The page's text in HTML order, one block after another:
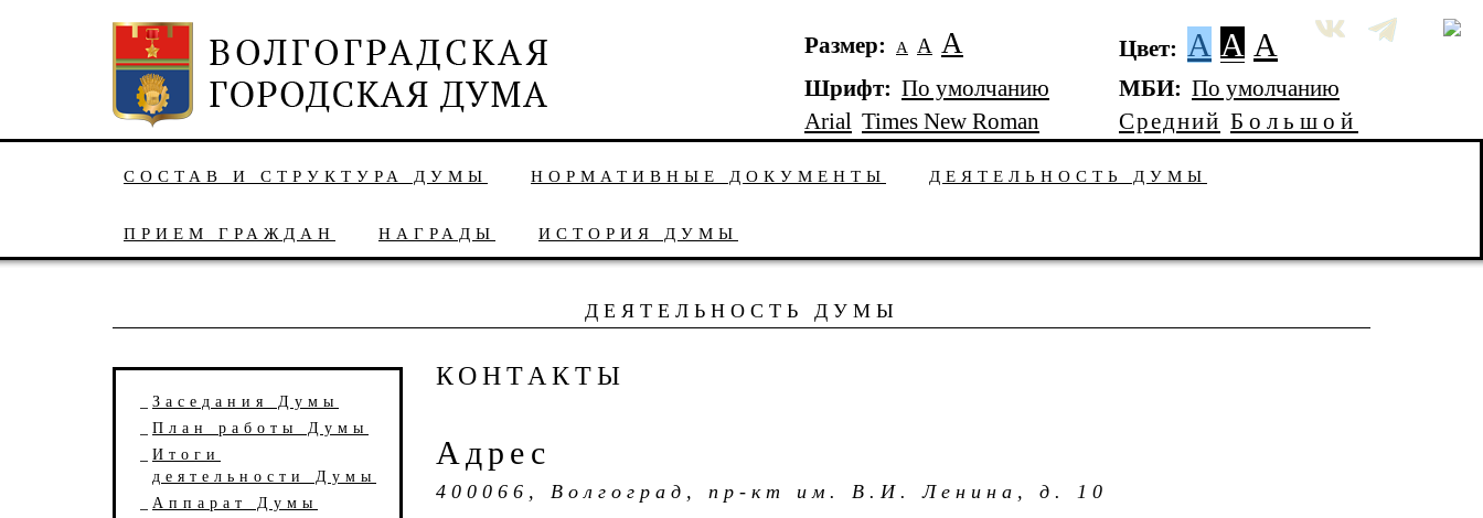
Размер: А А А Цвет: A A A
Шрифт: По умолчанию
Arial Times New Roman
МБИ: По умолчанию
Средний Большой
СОСТАВ И СТРУКТУРА ДУМЫ НОРМАТИВНЫЕ ДОКУМЕНТЫ ДЕЯТЕЛЬНОСТЬ ДУМЫ
ПРИЕМ ГРАЖДАН НАГРАДЫ ИСТОРИЯ ДУМЫ
ДЕЯТЕЛЬНОСТЬ ДУМЫ
Заседания Думы
План работы Думы
Итоги
деятельности Думы
Аппарат Думы
КОНТАКТЫ
Адрес
400066, Волгоград, пр-кт им. В.И. Ленина, д. 10